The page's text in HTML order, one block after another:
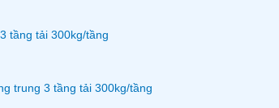
tầng tải 300kg/tầng
trung 3 tầng tải 300kg/tầng